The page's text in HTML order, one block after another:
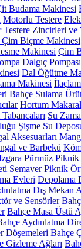
Budama Makinesi
Motorlu Testere
Testere Zincirleri ve
Biçme Makinesi
Makinesi Çim
Dalgıç Pompası
Dal Öğütme
Makinesi
Bahçe Sulama
Hortum
Su
Şişme Su
Aksesuarları
ve Barbekü
Pürmüz Piknik
Semaver Piknik
Evleri Depolama
Dış Mekan
ve Sensörler
Bahçe Masa Üstü
Aydınlatma
Döşemeleri Bahçe
Gizleme Ağları